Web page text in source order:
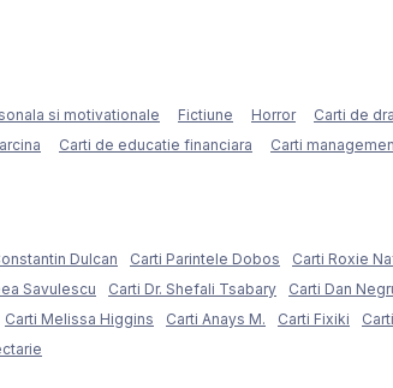
si motivationale Fictiune Horror Carti de
Carti de educatie financiara Carti
Dulcan Carti Parintele Dobos Carti Roxie
Savulescu Carti Dr. Shefali Tsabary Carti Dan
Carti Melissa Higgins Carti Anays M. Carti Fixiki